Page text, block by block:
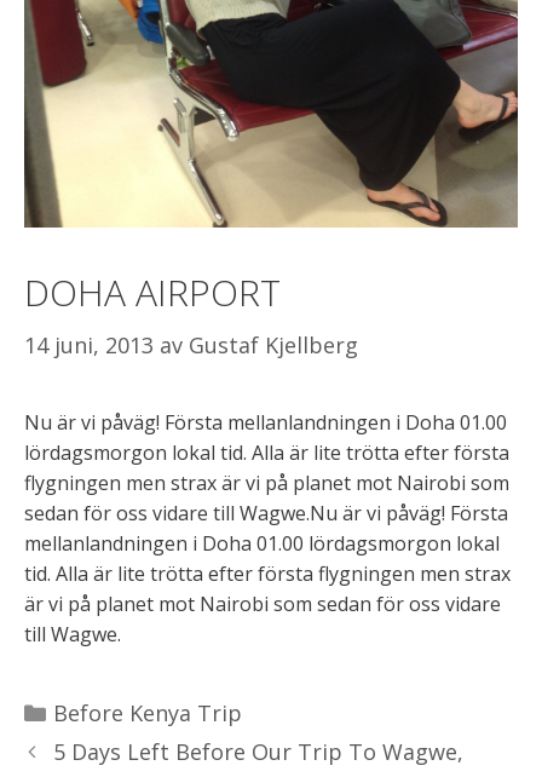
DOHA AIRPORT
14 juni, 2013 av Gustaf Kjellberg
Nu är vi påväg! Första mellanlandningen i Doha 01.00
lördagsmorgon lokal tid. Alla är lite trötta efter första
flygningen men strax är vi på planet mot Nairobi som
sedan för oss vidare till Wagwe.Nu är vi påväg! Första
mellanlandningen i Doha 01.00 lördagsmorgon lokal
tid. Alla är lite trötta efter första flygningen men strax
är vi på planet mot Nairobi som sedan för oss vidare
till Wagwe.
Kategorier
Before Kenya Trip
5 Days Left Before Our Trip To Wagwe,